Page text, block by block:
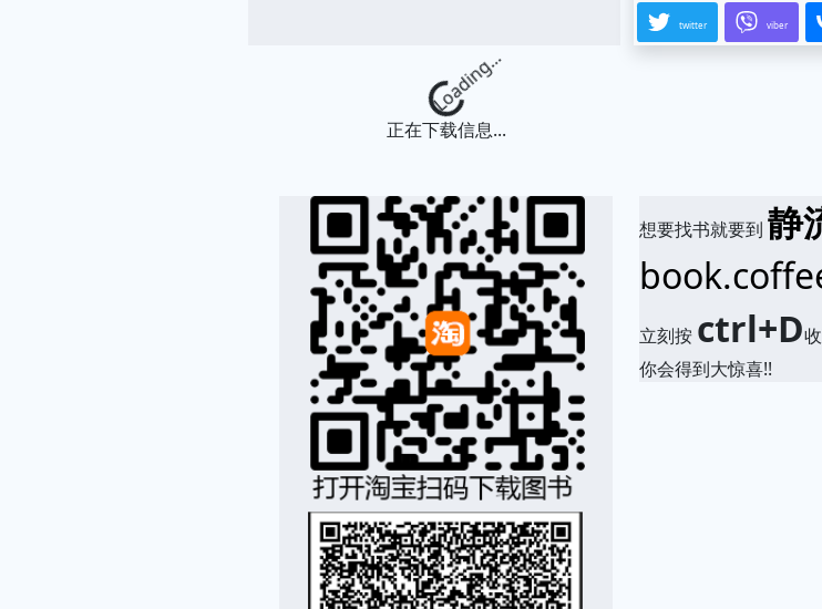
twitter viber
Loading...
正在下载信息...
想要找书就要到静
立刻按 ctrl+D
你会得到大惊喜!!